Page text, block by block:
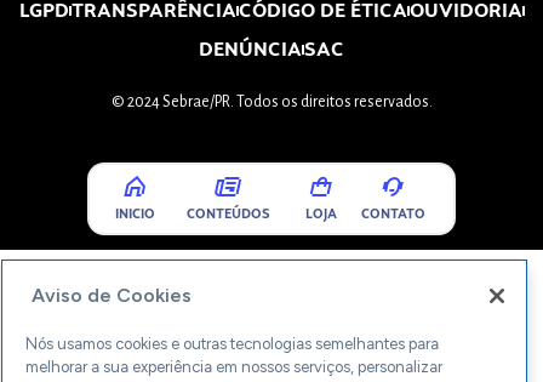
LGPDTRANSPARÊNCIACÓDIGO DE ÉTICAOUVIDORIA
DENÚNCIASAC
© 2024 Sebrae/PR. Todos os direitos reservados.
INICIO CONTEÚDOS LOJA CONTATO
Aviso de Cookies
Nós usamos cookies e outras tecnologias semelhantes para
melhorar a sua experiência em nossos serviços, personalizar